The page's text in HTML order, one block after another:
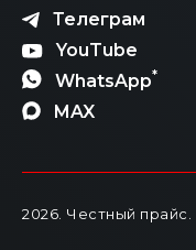
Телеграм
YouTube
WhatsApp*
MAX
2026 . Честный прайс.